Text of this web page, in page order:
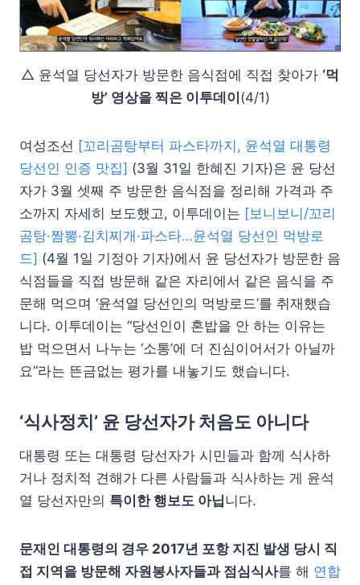
△ 윤석열 당선자가 방문한 음식점에 직접 찾아가 ‘먹
방’ 영상을 찍은 이투데이 (4/1)
여성조선 [꼬리곰탕부터 파스타까지, 윤석열 대통령
당선인 인증 맛집] (3월 31일 한혜진 기자)은 윤 당선
자가 3월 셋째 주 방문한 음식점을 정리해 가격과 주
소까지 자세히 보도했고, 이투데이는 [보니보니/꼬리
곰탕·짬뽕·김치찌개·파스타…윤석열 당선인 먹방로
드] (4월 1일 기정아 기자)에서 윤 당선자가 방문한 음
식점들을 직접 방문해 같은 자리에서 같은 음식을 주
문해 먹으며 ‘윤석열 당선인의 먹방로드’를 취재했습
니다. 이투데이는 “당선인이 혼밥을 안 하는 이유는
밥 먹으면서 나누는 ‘소통’에 더 진심이어서가 아닐까
요”라는 뜬금없는 평가를 내놓기도 했습니다.
‘식사정치’ 윤 당선자가 처음도 아니다
대통령 또는 대통령 당선자가 시민들과 함께 식사하
거나 정치적 견해가 다른 사람들과 식사하는 게 윤석
열 당선자만의 특이한 행보도 아닙니다.
문재인 대통령의 경우 2017년 포항 지진 발생 당시 직
접 지역을 방문해 자원봉사자들과 점심식사를 해 연합